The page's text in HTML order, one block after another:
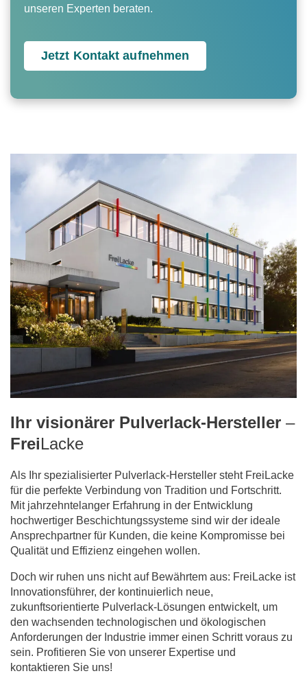
unseren Experten beraten.
Jetzt Kontakt aufnehmen
Ihr visionärer Pulverlack-Hersteller –
FreiLacke
Als Ihr spezialisierter Pulverlack-Hersteller steht FreiLacke
für die perfekte Verbindung von Tradition und Fortschritt.
Mit jahrzehntelanger Erfahrung in der Entwicklung
hochwertiger Beschichtungssysteme sind wir der ideale
Ansprechpartner für Kunden, die keine Kompromisse bei
Qualität und Effizienz eingehen wollen.
Doch wir ruhen uns nicht auf Bewährtem aus: FreiLacke ist
Innovationsführer, der kontinuierlich neue,
zukunftsorientierte Pulverlack-Lösungen entwickelt, um
den wachsenden technologischen und ökologischen
Anforderungen der Industrie immer einen Schritt voraus zu
sein. Profitieren Sie von unserer Expertise und
kontaktieren Sie uns!